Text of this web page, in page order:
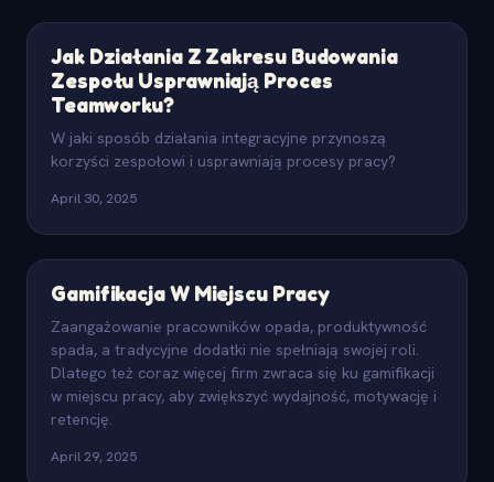
Jak Działania Z Zakresu Budowania
Zespołu Usprawniają Proces
Teamworku?
W jaki sposób działania integracyjne przynoszą
korzyści zespołowi i usprawniają procesy pracy?
April 30, 2025
Gamifikacja W Miejscu Pracy
Zaangażowanie pracowników opada, produktywność
spada, a tradycyjne dodatki nie spełniają swojej roli.
Dlatego też coraz więcej firm zwraca się ku gamifikacji
w miejscu pracy, aby zwiększyć wydajność, motywację i
retencję.
April 29, 2025